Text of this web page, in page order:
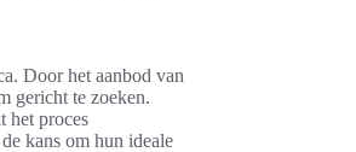
Door het aanbod van
gericht te zoeken.
het proces
kans om hun ideale